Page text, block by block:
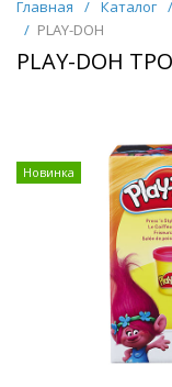
Главная / Каталог /
/ PLAY-DOH
PLAY-DOH
Новинка